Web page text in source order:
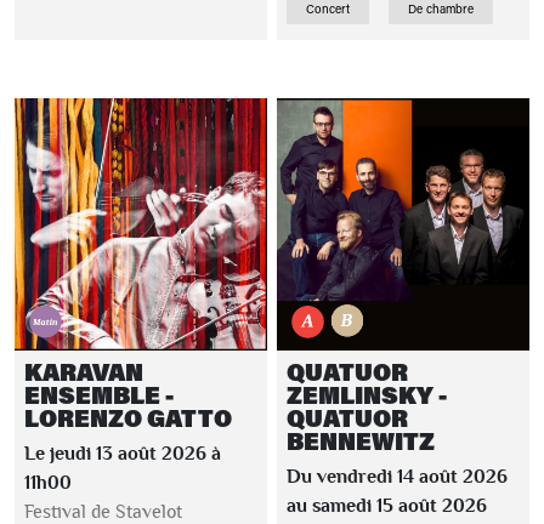
Concert De chambre
KARAVAN
ENSEMBLE -
LORENZO GATTO
Le jeudi 13 août 2026 à
11h00
Festival de Stavelot
QUATUOR
ZEMLINSKY -
QUATUOR
BENNEWITZ
Du vendredi 14 août 2026
au samedi 15 août 2026